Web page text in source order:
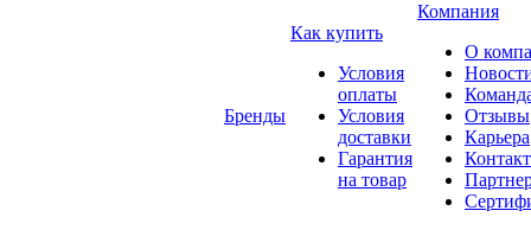
Бренды
Как купить
Условия
оплаты
Условия
доставки
Гарантия
на товар
Компания
О
Отзывы
Карьера